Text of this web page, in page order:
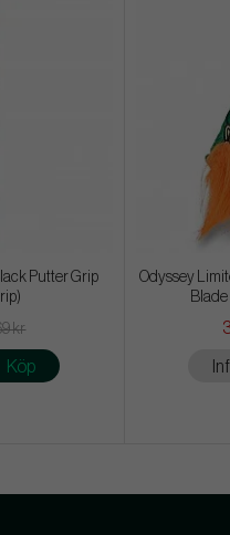
Putter Grip
kr
Köp
Odyssey